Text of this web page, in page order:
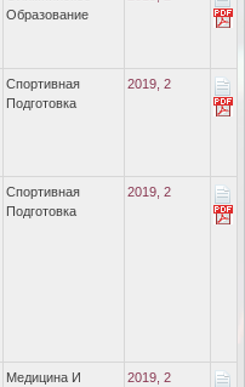
Образование
Спортивная
Подготовка
2019, 2
Спортивная
Подготовка
2019, 2
Медицина И
2019, 2